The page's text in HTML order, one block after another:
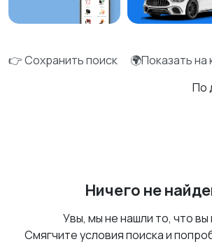
👉 Сохранить поиск
🌍Показать на
По
Ничего не
Увы, мы не нашли то, что вы
Смягчите условия поиска и